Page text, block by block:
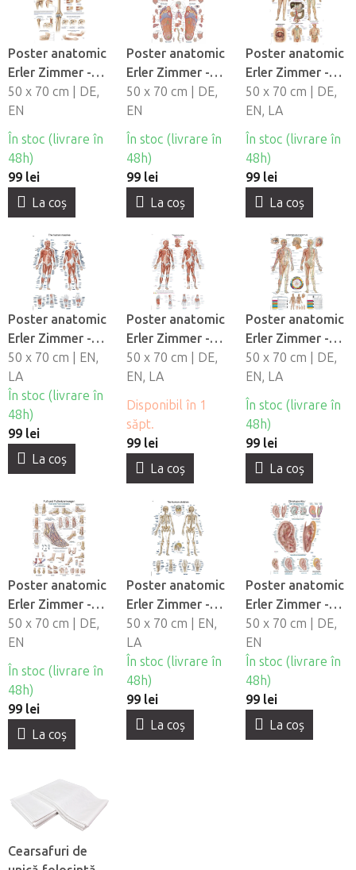
Poster anatomic
Erler Zimmer -
Umăr si cot
50 x 70 cm | DE,
EN
În stoc (livrare în
48h)
99 lei
La coş
Poster anatomic
Erler Zimmer -
Zone reflexe ale
mâinilor si
picioarelor
50 x 70 cm | DE,
EN
În stoc (livrare în
48h)
99 lei
La coş
Poster anatomic
Erler Zimmer -
Sistem limfatic
uman
50 x 70 cm | DE,
EN, LA
În stoc (livrare în
48h)
99 lei
La coş
Poster anatomic
Erler Zimmer -
Sistem muscular
uman
50 x 70 cm | EN,
LA
În stoc (livrare în
48h)
99 lei
La coş
Poster anatomic
Erler Zimmer -
Puncte
declansatoare
ale corpului
50 x 70 cm | DE,
EN, LA
Disponibil în 1
săpt.
99 lei
La coş
Poster anatomic
Erler Zimmer -
Acupunctura
corpului
50 x 70 cm | DE,
EN, LA
În stoc (livrare în
48h)
99 lei
La coş
Poster anatomic
Erler Zimmer -
Picior si gleznă
50 x 70 cm | DE,
EN
În stoc (livrare în
48h)
99 lei
La coş
Poster anatomic
Erler Zimmer -
Schelet uman
50 x 70 cm | EN,
LA
În stoc (livrare în
48h)
99 lei
La coş
Poster anatomic
Erler Zimmer -
Auriculoterapie
50 x 70 cm | DE,
EN
În stoc (livrare în
48h)
99 lei
La coş
Cearsafuri de